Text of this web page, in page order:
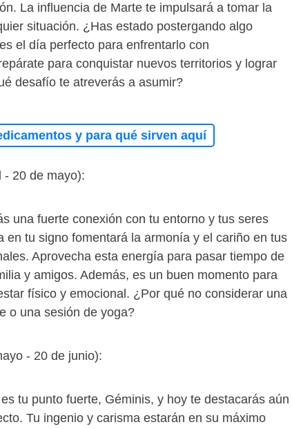
La influencia de Marte te impulsará a tomar la
situación. ¿Has estado postergando algo
el día perfecto para enfrentarlo con
para conquistar nuevos territorios y lograr
desafío te atreverás a asumir?
y para qué sirven aquí
- 20 de mayo):
una fuerte conexión con tu entorno y tus seres
en tu signo fomentará la armonía y el cariño en tus
Aprovecha esta energía para pasar tiempo de
y amigos. Además, es un buen momento para
físico y emocional. ¿Por qué no considerar una
o una sesión de yoga?
- 20 de junio):
tu punto fuerte, Géminis, y hoy te destacarás aún
Tu ingenio y carisma estarán en su máximo